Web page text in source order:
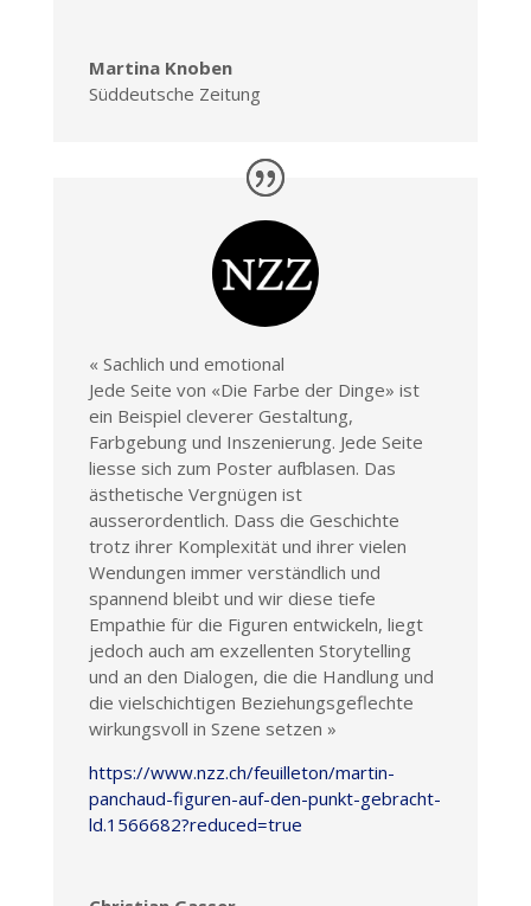
Martina Knoben
Süddeutsche Zeitung
« Sachlich und emotional
Jede Seite von «Die Farbe der Dinge» ist
ein Beispiel cleverer Gestaltung,
Farbgebung und Inszenierung. Jede Seite
liesse sich zum Poster aufblasen. Das
ästhetische Vergnügen ist
ausserordentlich. Dass die Geschichte
trotz ihrer Komplexität und ihrer vielen
Wendungen immer verständlich und
spannend bleibt und wir diese tiefe
Empathie für die Figuren entwickeln, liegt
jedoch auch am exzellenten Storytelling
und an den Dialogen, die die Handlung und
die vielschichtigen Beziehungsgeflechte
wirkungsvoll in Szene setzen »
https://www.nzz.ch/feuilleton/martin-
panchaud-figuren-auf-den-punkt-gebracht-
ld.1566682?reduced=true